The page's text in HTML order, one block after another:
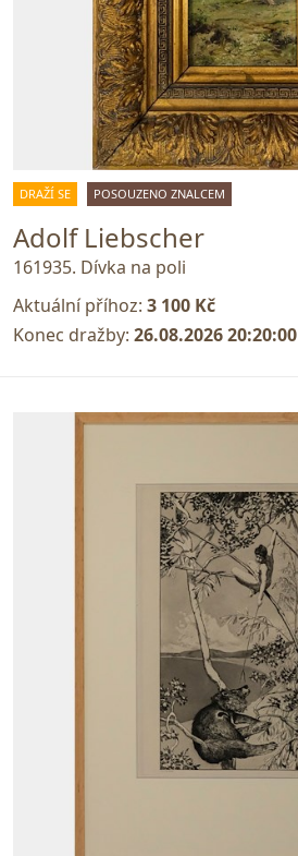
DRAŽÍ SE POSOUZENO ZNALCEM
Adolf Liebscher
161935. Dívka na poli
Aktuální příhoz: 3 100 Kč
Konec dražby: 26.08.2026 20:20:00